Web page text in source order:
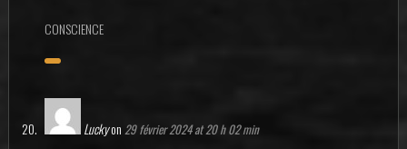
CONSCIENCE
Luckyon 29 février 2024 at 20 h 02 min